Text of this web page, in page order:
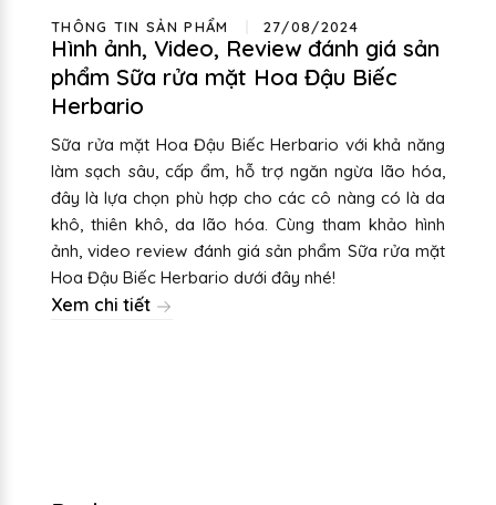
THÔNG TIN SẢN PHẨM 27/08/2024
Hình ảnh, Video, Review đánh giá sản
phẩm Sữa rửa mặt Hoa Đậu Biếc
Herbario
Sữa rửa mặt Hoa Đậu Biếc Herbario với khả năng
làm sạch sâu, cấp ẩm, hỗ trợ ngăn ngừa lão hóa,
đây là lựa chọn phù hợp cho các cô nàng có là da
khô, thiên khô, da lão hóa. Cùng tham khảo hình
ảnh, video review đánh giá sản phẩm Sữa rửa mặt
Hoa Đậu Biếc Herbario dưới đây nhé!
Xem chi tiết